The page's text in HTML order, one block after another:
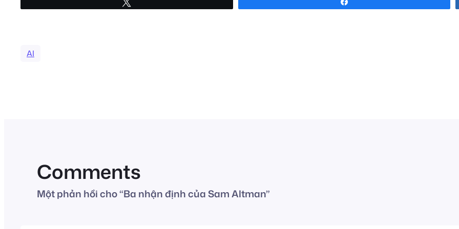
AI
Comments
Một phản hồi cho “Ba nhận định của Sam Altman”